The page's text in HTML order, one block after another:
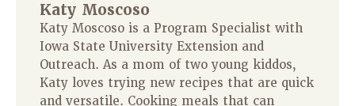
Katy Moscoso
Katy Moscoso is a Program Specialist with
Iowa State University Extension and
Outreach. As a mom of two young kiddos,
Katy loves trying new recipes that are quick
and versatile. Cooking meals that can